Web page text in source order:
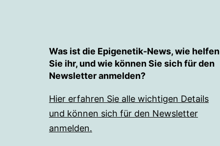
Was ist die Epigenetik-News, wie helfen
Sie ihr, und wie können Sie sich für den
Newsletter anmelden?
Hier erfahren Sie alle wichtigen Details
und können sich für den Newsletter
anmelden.